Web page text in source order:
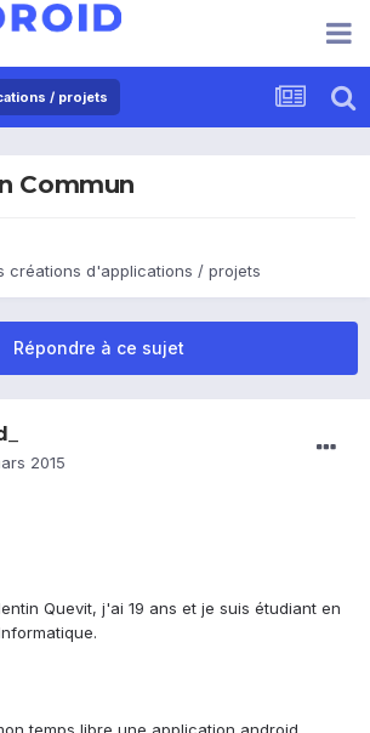
/ projets
Commun
créations d'applications / projets
Répondre à ce sujet
2015
Quevit, j'ai 19 ans et je suis étudiant en